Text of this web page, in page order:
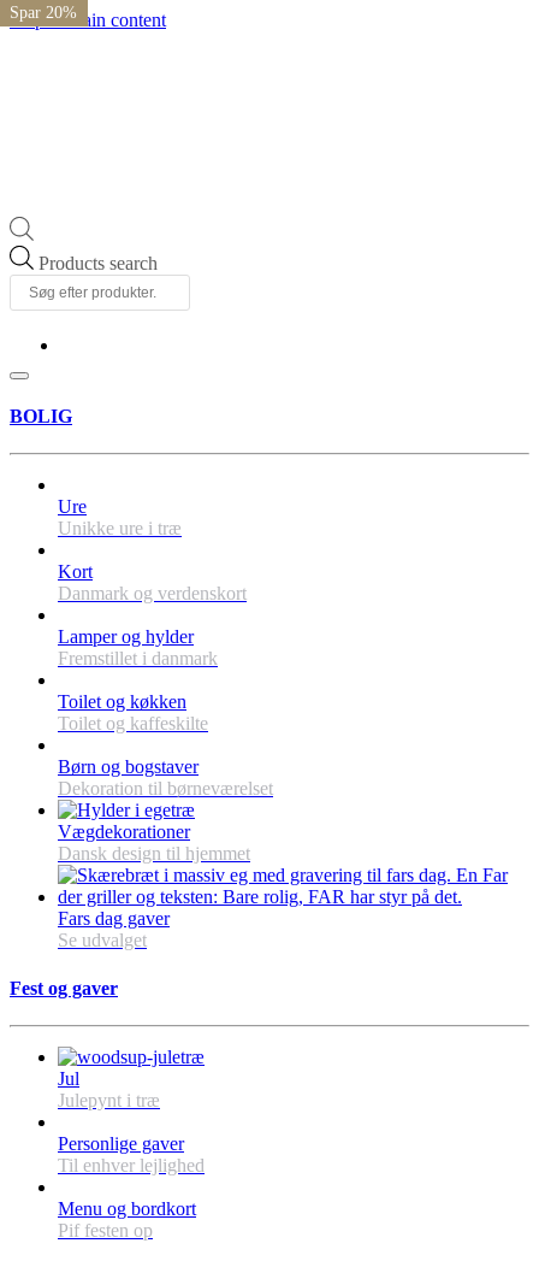
Skip to main content
Products search
BOLIG
Ure
Unikke ure i træ
Kort
Danmark og verdenskort
Lamper og hylder
Fremstillet i danmark
Toilet og køkken
Toilet og kaffeskilte
Børn og bogstaver
Dekoration til børneværelset
Vægdekorationer
Dansk design til hjemmet
Fars dag gaver
Se udvalget
Fest og gaver
Jul
Julepynt i træ
Personlige gaver
Til enhver lejlighed
Menu og bordkort
Pif festen op
Spar 20%
Spar 20%
Spar 20%
Spar 20%